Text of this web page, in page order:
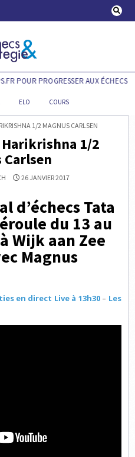
POUR PROGRESSER AUX ÉCHECS !
ELO COURS
1/2 MAGNUS CARLSEN
Harikrishna 1/2
Carlsen
26 JANVIER 2017
d’échecs Tata
du 13 au
Wijk aan Zee
Magnus
en direct Live à 13h30– Les